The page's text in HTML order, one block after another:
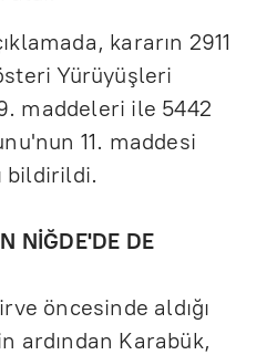
kararın 2911
Yürüyüşleri
maddeleri ile 5442
11. maddesi
bildirildi.
NİĞDE'DE DE
öncesinde aldığı
ardından Karabük,